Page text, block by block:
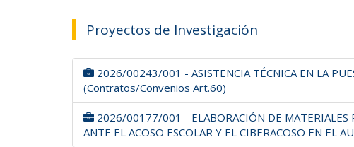
Proyectos de Investigación
2026/00243/001 - ASISTENCIA TÉCNICA EN LA
(Contratos/Convenios Art.60)
2026/00177/001 - ELABORACIÓN DE MATERIALES
ANTE EL ACOSO ESCOLAR Y EL CIBERACOSO EN EL